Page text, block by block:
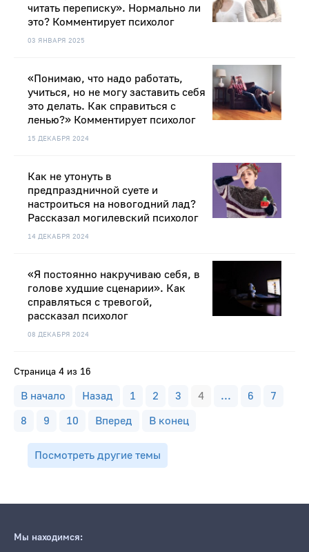
03 ЯНВАРЯ 2025
читать переписку». Нормально ли
это? Комментирует психолог
15 ДЕКАБРЯ 2024
«Понимаю, что надо работать,
учиться, но не могу заставить себя
это делать. Как справиться с
ленью?» Комментирует психолог
14 ДЕКАБРЯ 2024
Как не утонуть в
предпраздничной суете и
настроиться на новогодний лад?
Рассказал могилевский психолог
08 ДЕКАБРЯ 2024
«Я постоянно накручиваю себя, в
голове худшие сценарии». Как
справляться с тревогой,
рассказал психолог
Страница 4 из 16
В начало Назад 1 2 3 4 ... 6
7
8
9 10 Вперед В конец
Посмотреть другие темы
Мы находимся: